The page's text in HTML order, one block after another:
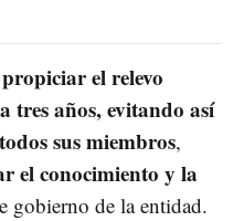
propiciar el relevo
tres años, evitando así
sus miembros,
el conocimiento y la
gobierno de la entidad.